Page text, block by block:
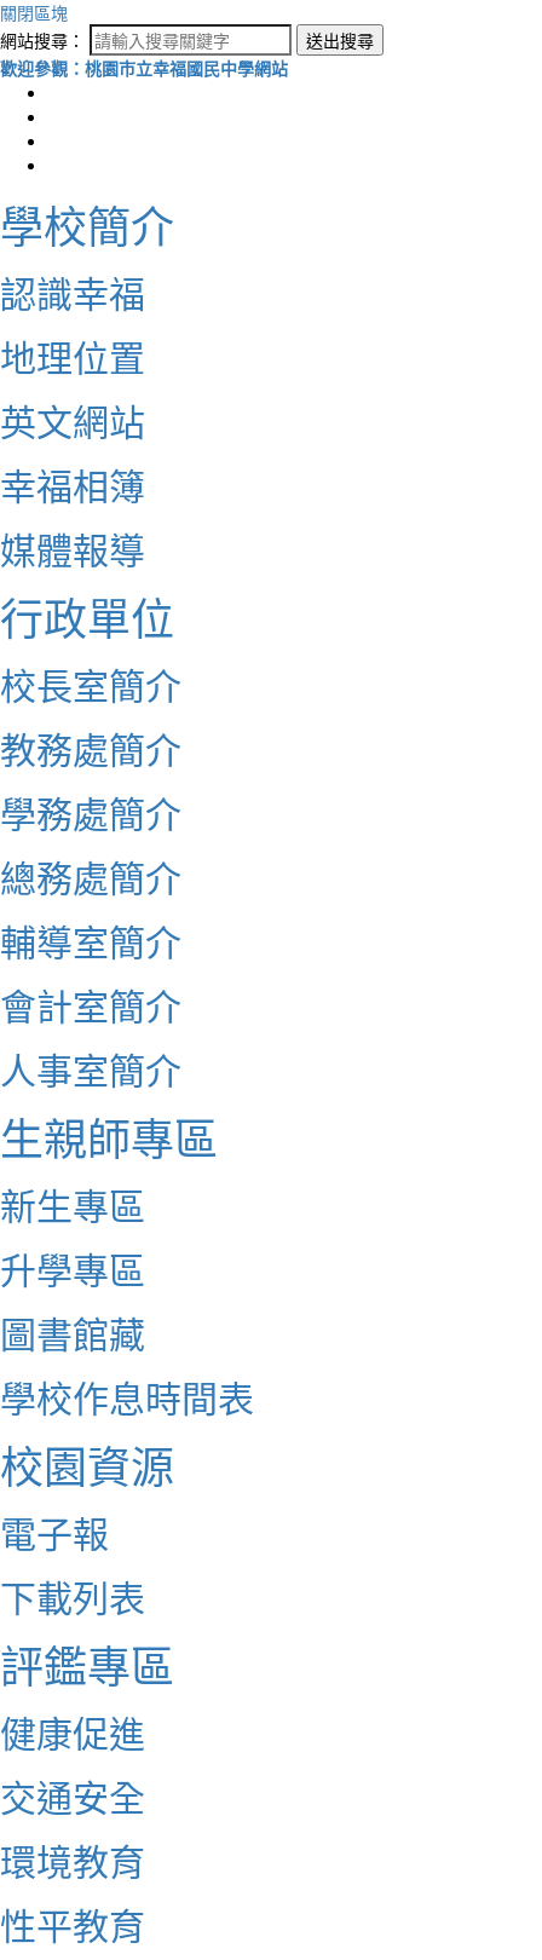
關閉區塊
網站搜尋：
送出搜尋
歡迎參觀：桃園市立幸福國民中學網站
學校簡介
認識幸福
地理位置
英文網站
幸福相簿
媒體報導
行政單位
校長室簡介
教務處簡介
學務處簡介
總務處簡介
輔導室簡介
會計室簡介
人事室簡介
生親師專區
新生專區
升學專區
圖書館藏
學校作息時間表
校園資源
電子報
下載列表
評鑑專區
健康促進
交通安全
環境教育
性平教育